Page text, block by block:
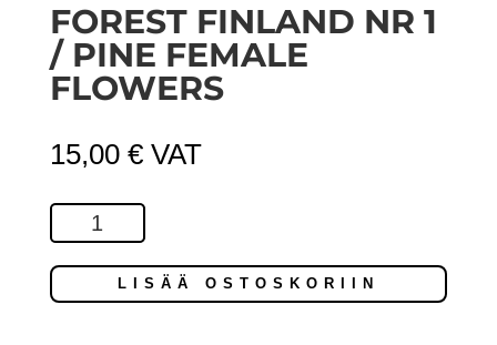
FOREST FINLAND NR 1
/ PINE FEMALE
FLOWERS
15,00 € VAT
Forest
Finland
Nr
1
LISÄÄ OSTOSKORIIN